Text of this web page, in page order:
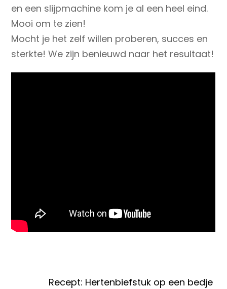
en een slijpmachine kom je al een heel eind.
Mooi om te zien!
Mocht je het zelf willen proberen, succes en
sterkte! We zijn benieuwd naar het resultaat!
Recept: Hertenbiefstuk op een bedje